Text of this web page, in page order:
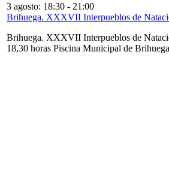
3 agosto: 18:30 - 21:00
Brihuega. XXXVII Interpueblos de
Brihuega. XXXVII Interpueblos de
18,30 horas Piscina Municipal de Brihuega